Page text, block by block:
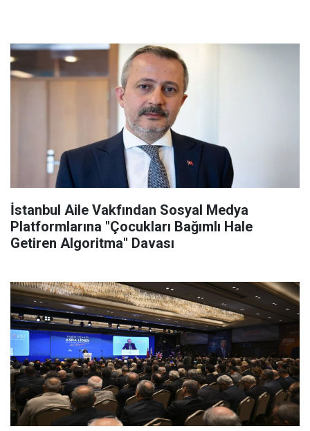
İstanbul Aile Vakfından Sosyal Medya
Platformlarına "Çocukları Bağımlı Hale
Getiren Algoritma" Davası